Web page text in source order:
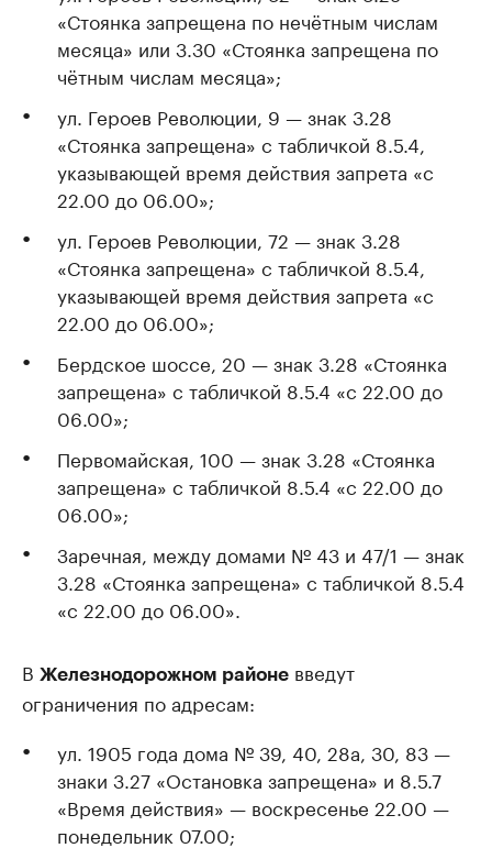
«Стоянка запрещена по нечётным числам
месяца» или 3.30 «Стоянка запрещена по
чётным числам месяца»;
ул. Героев Революции, 9 — знак 3.28
«Стоянка запрещена» с табличкой 8.5.4,
указывающей время действия запрета «с
22.00 до 06.00»;
ул. Героев Революции, 72 — знак 3.28
«Стоянка запрещена» с табличкой 8.5.4,
указывающей время действия запрета «с
22.00 до 06.00»;
Бердское шоссе, 20 — знак 3.28 «Стоянка
запрещена» с табличкой 8.5.4 «с 22.00 до
06.00»;
Первомайская, 100 — знак 3.28 «Стоянка
запрещена» с табличкой 8.5.4 «с 22.00 до
06.00»;
Заречная, между домами № 43 и 47/1 — знак
3.28 «Стоянка запрещена» с табличкой 8.5.4
«с 22.00 до 06.00».
В Железнодорожном районе введут
ограничения по адресам:
ул. 1905 года дома № 39, 40, 28а, 30, 83 —
знаки 3.27 «Остановка запрещена» и 8.5.7
«Время действия» — воскресенье 22.00 —
понедельник 07.00;